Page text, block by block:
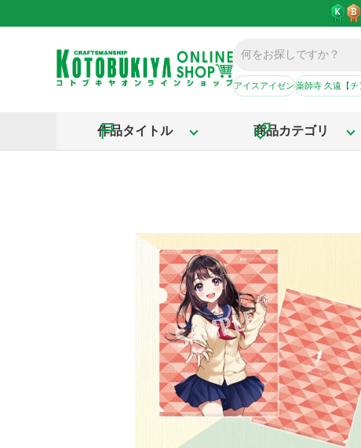
アイスアイゼン薬師寺 久遠【
作品タイトル 商品カテゴリ